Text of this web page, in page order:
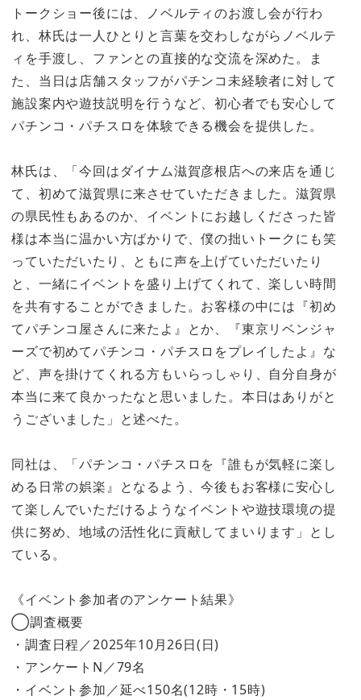
トークショー後には、ノベルティのお渡し会が行わ
れ、林氏は一人ひとりと言葉を交わしながらノベルテ
ィを手渡し、ファンとの直接的な交流を深めた。ま
た、当日は店舗スタッフがパチンコ未経験者に対して
施設案内や遊技説明を行うなど、初心者でも安心して
パチンコ・パチスロを体験できる機会を提供した。
林氏は、「今回はダイナム滋賀彦根店への来店を通じ
て、初めて滋賀県に来させていただきました。滋賀県
の県民性もあるのか、イベントにお越しくださった皆
様は本当に温かい方ばかりで、僕の拙いトークにも笑
っていただいたり、ともに声を上げていただいたり
と、一緒にイベントを盛り上げてくれて、楽しい時間
を共有することができました。お客様の中には『初め
てパチンコ屋さんに来たよ』とか、『東京リベンジャ
ーズで初めてパチンコ・パチスロをプレイしたよ』な
ど、声を掛けてくれる方もいらっしゃり、自分自身が
本当に来て良かったなと思いました。本日はありがと
うございました」と述べた。
同社は、「パチンコ・パチスロを『誰もが気軽に楽し
める日常の娯楽』となるよう、今後もお客様に安心し
て楽しんでいただけるようなイベントや遊技環境の提
供に努め、地域の活性化に貢献してまいります」とし
ている。
《イベント参加者のアンケート結果》
◯調査概要
・調査日程／2025年10月26日(日)
・アンケートN／79名
・イベント参加／延べ150名(12時・15時)